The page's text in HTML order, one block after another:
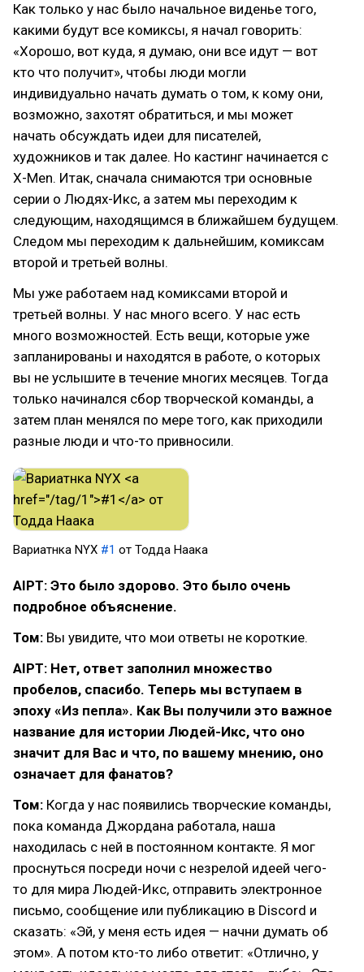
Как только у нас было начальное виденье того,
какими будут все комиксы, я начал говорить:
«Хорошо, вот куда, я думаю, они все идут — вот
кто что получит», чтобы люди могли
индивидуально начать думать о том, к кому они,
возможно, захотят обратиться, и мы может
начать обсуждать идеи для писателей,
художников и так далее. Но кастинг начинается с
X-Men. Итак, сначала снимаются три основные
серии о Людях-Икс, а затем мы переходим к
следующим, находящимся в ближайшем будущем.
Следом мы переходим к дальнейшим, комиксам
второй и третьей волны.
Мы уже работаем над комиксами второй и
третьей волны. У нас много всего. У нас есть
много возможностей. Есть вещи, которые уже
запланированы и находятся в работе, о которых
вы не услышите в течение многих месяцев. Тогда
только начинался сбор творческой команды, а
затем план менялся по мере того, как приходили
разные люди и что-то привносили.
Вариатнка NYX #1 от Тодда Наака
AIPT: Это было здорово. Это было очень
подробное объяснение.
Том: Вы увидите, что мои ответы не короткие.
AIPT: Нет, ответ заполнил множество
пробелов, спасибо. Теперь мы вступаем в
эпоху «Из пепла». Как Вы получили это важное
название для истории Людей-Икс, что оно
значит для Вас и что, по вашему мнению, оно
означает для фанатов?
Том: Когда у нас появились творческие команды,
пока команда Джордана работала, наша
находилась с ней в постоянном контакте. Я мог
проснуться посреди ночи с незрелой идеей чего-
то для мира Людей-Икс, отправить электронное
письмо, сообщение или публикацию в Discord и
сказать: «Эй, у меня есть идея — начни думать об
этом». А потом кто-то либо ответит: «Отлично, у